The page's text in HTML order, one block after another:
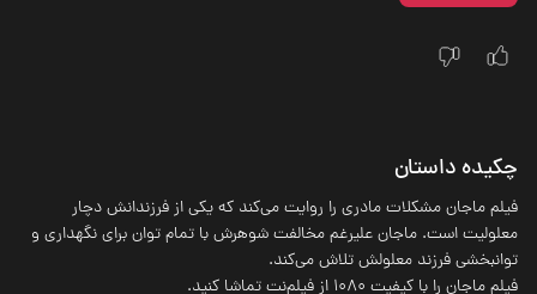
چکیده داستان
فیلم ماجان مشکلات مادری را روایت می‌کند که یکی از فرزندانش دچار
معلولیت است. ماجان علیرغم مخالفت شوهرش با تمام توان برای نگهداری و
توانبخشی فرزند معلولش تلاش می‌کند.
فیلم ماجان را با کیفیت 1080 از فیلم‌نت تماشا کنید.